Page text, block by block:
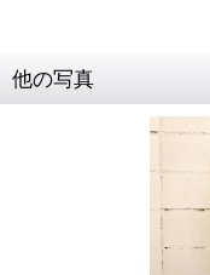
他の写真